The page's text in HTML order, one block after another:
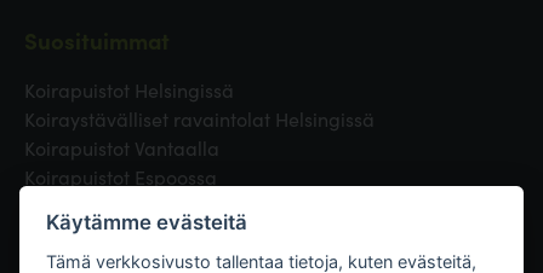
Koirapuistot Helsingissä
Koiraystävälliset ravaintolat Helsingissä
Koirapuistot Vantaalla
Koirapuistot Espoossa
Eläinlääkäri Helsingissä
Koirapuistot Tampereella
Käytämme evästeitä
Tämä verkkosivusto tallentaa tietoja, kuten evästeitä,